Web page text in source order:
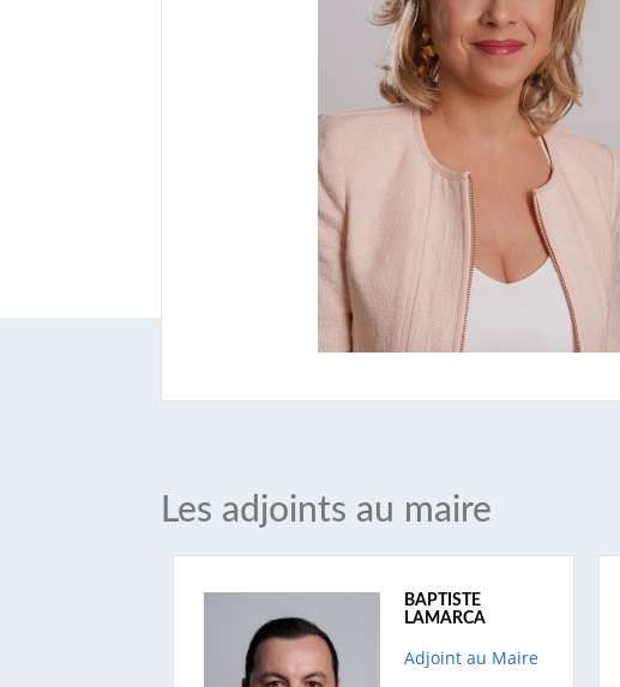
Les adjoints au maire
BAPTISTE
LAMARCA
Adjoint au Maire